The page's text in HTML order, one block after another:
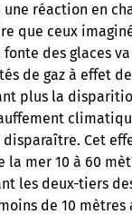
réaction en
que ceux
fonte des glaces
de gaz à effet
plus la
Cet
la mer 10 à 60
les deux-tiers
de 10 mètres